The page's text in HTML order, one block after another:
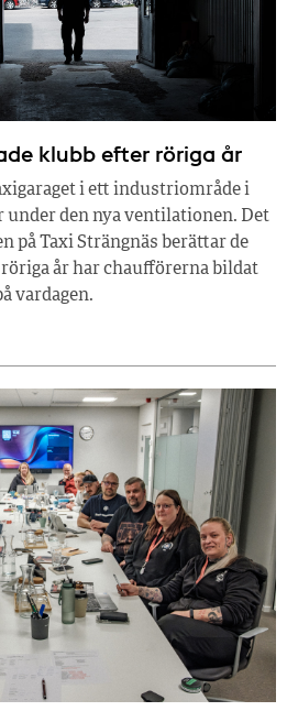
klubb efter röriga år
i ett industriområde i
under den nya ventilationen. Det
på Taxi Strängnäs berättar de
år har chaufförerna bildat
vardagen.